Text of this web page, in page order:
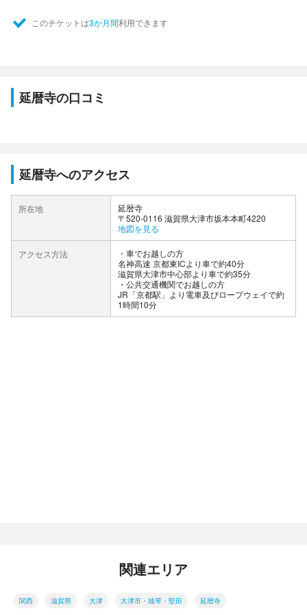
このチケットは3か月間利用できます
延暦寺の口コミ
延暦寺へのアクセス
所在地
延暦寺
〒520-0116 滋賀県大津市坂本本町4220
地図を見る
アクセス方法
車でお越しの方
名神高速 京都東ICより車で約40分
滋賀県大津市中心部より車で約35分
公共交通機関でお越しの方
JR「京都駅」より電車及びロープウェイで約
1時間10分
関連エリア
関西 滋賀県 大津 大津市・雄琴・堅田 延暦寺